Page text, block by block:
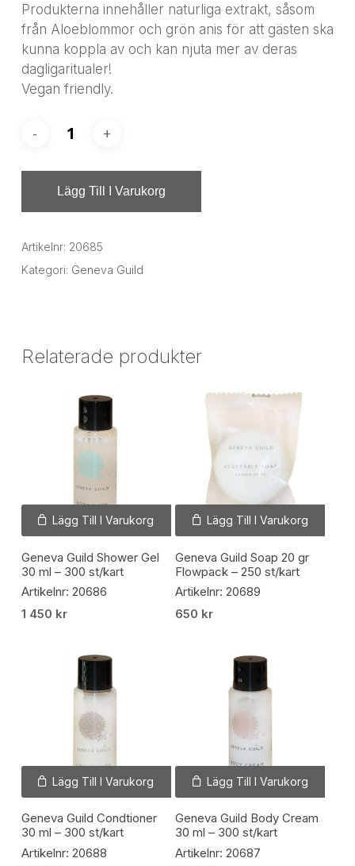
Produkterna innehåller naturliga extrakt, såsom
från Aloeblommor och grön anis för att gästen ska
kunna koppla av och kan njuta mer av deras
dagligaritualer!
Vegan friendly.
Lägg Till I Varukorg
Artikelnr: 20685
Kategori: Geneva Guild
Relaterade produkter
Lägg Till I Varukorg
Geneva Guild Shower Gel
30 ml – 300 st/kart
Artikelnr: 20686
1 450 kr
Lägg Till I Varukorg
Geneva Guild Soap 20 gr
Flowpack – 250 st/kart
Artikelnr: 20689
650 kr
Lägg Till I Varukorg
Geneva Guild Condtioner
30 ml – 300 st/kart
Artikelnr: 20688
Lägg Till I Varukorg
Geneva Guild Body Cream
30 ml – 300 st/kart
Artikelnr: 20687